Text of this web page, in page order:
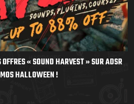
« SOUND HARVEST » SUR ADSR
HALLOWEEN !